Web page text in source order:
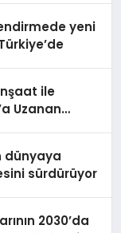
yeni
ile
Uzanan
dünyaya
sürdürüyor
2030’da